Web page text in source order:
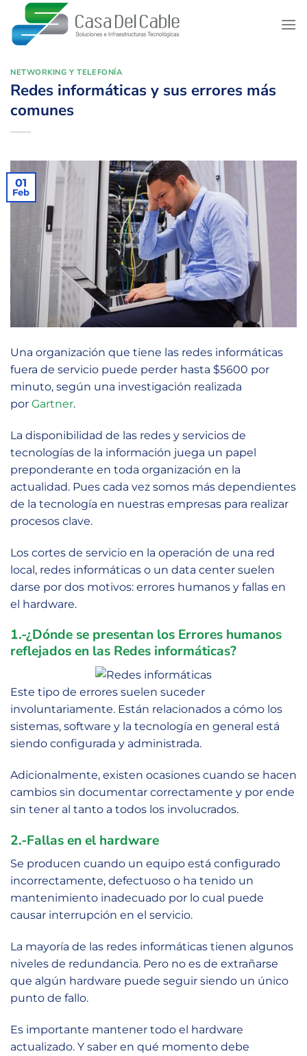
Saltar
contenido
NETWORKING Y TELEFONÍA
Redes informáticas y sus errores más
comunes
01
Feb
Una organización que tiene las redes informáticas
fuera de servicio puede perder hasta $5600 por
minuto, según una investigación realizada
por Gartner.
La disponibilidad de las redes y servicios de
tecnologías de la información juega un papel
preponderante en toda organización en la
actualidad. Pues cada vez somos más dependientes
de la tecnología en nuestras empresas para realizar
procesos clave.
Los cortes de servicio en la operación de una red
local, redes informáticas o un data center suelen
darse por dos motivos: errores humanos y fallas en
el hardware.
1.-¿Dónde se presentan los Errores humanos
reflejados en las Redes informáticas?
Este tipo de errores suelen suceder
involuntariamente. Están relacionados a cómo los
sistemas, software y la tecnología en general está
siendo configurada y administrada.
Adicionalmente, existen ocasiones cuando se hacen
cambios sin documentar correctamente y por ende
sin tener al tanto a todos los involucrados.
2.-Fallas en el hardware
Se producen cuando un equipo está configurado
incorrectamente, defectuoso o ha tenido un
mantenimiento inadecuado por lo cual puede
causar interrupción en el servicio.
La mayoría de las redes informáticas tienen algunos
niveles de redundancia. Pero no es de extrañarse
que algún hardware puede seguir siendo un único
punto de fallo.
Es importante mantener todo el hardware
actualizado. Y saber en qué momento debe